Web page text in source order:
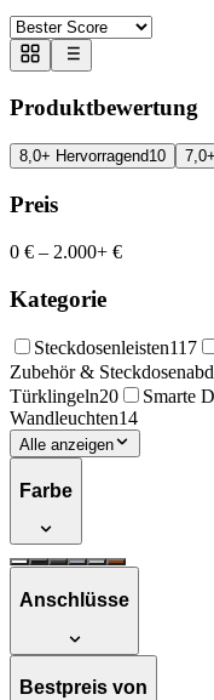
Produktbewertung
8,0+ Hervorragend10
Preis
0 € – 2.000+ €
Kategorie
Steckdosenleisten117
Zubehör &
Türklingeln20 Smarte
Wandleuchten14
Alle anzeigen
Farbe
Anschlüsse
Bestpreis von